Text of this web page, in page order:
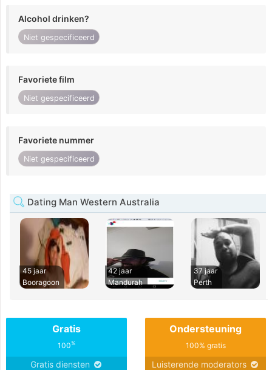
Alcohol drinken?
Niet gespecificeerd
Favoriete film
Niet gespecificeerd
Favoriete nummer
Niet gespecificeerd
Dating Man Western Australia
45 jaar
Booragoon
42 jaar
Mandurah
37 jaar
Perth
Gratis
100%
Gratis diensten
Ondersteuning
100% gratis
Luisterende moderators